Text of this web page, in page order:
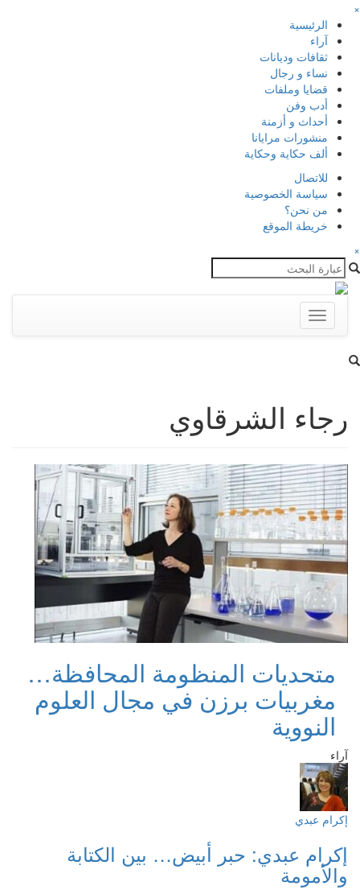
×
الرئيسية
آراء
ثقافات وديانات
نساء و رجال
قضايا وملفات
أدب وفن
أحداث و أزمنة
منشورات مرايانا
ألف حكاية وحكاية
للاتصال
سياسة الخصوصية
من نحن؟
خريطة الموقع
×
Toggle
navigation
رجاء الشرقاوي
متحديات المنظومة المحافظة…
مغربيات برزن في مجال العلوم
النووية
آراء
إكرام عبدي
إكرام عبدي: حبر أبيض… بين الكتابة
والأمومة